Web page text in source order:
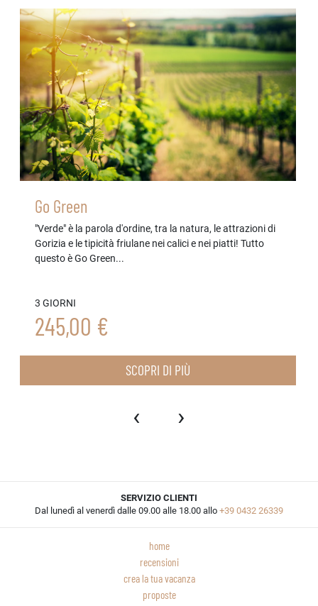
Go Green
"Verde" è la parola d'ordine, tra la natura, le attrazioni di
Gorizia e le tipicità friulane nei calici e nei piatti! Tutto
questo è Go Green...
3 GIORNI
245,00 €
SCOPRI DI PIÙ
‹ ›
SERVIZIO CLIENTI
Dal lunedì al venerdì dalle 09.00 alle 18.00 allo +39 0432 26339
home
recensioni
crea la tua vacanza
proposte